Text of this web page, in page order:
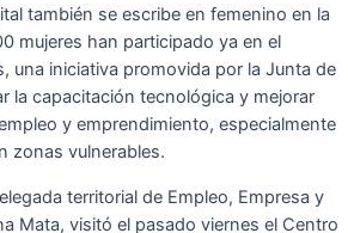
también se escribe en femenino en la
mujeres han participado ya en el
una iniciativa promovida por la Junta de
la capacitación tecnológica y mejorar
y emprendimiento, especialmente
zonas vulnerables.
territorial de Empleo, Empresa y
Mata, visitó el pasado viernes el Centro